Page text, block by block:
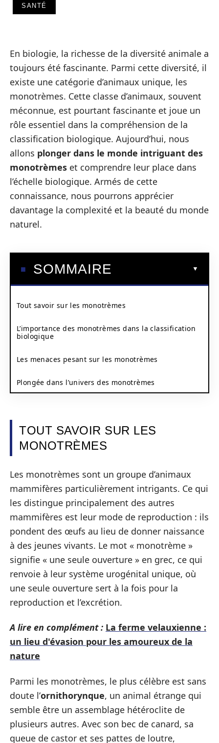
SANTÉ
En biologie, la richesse de la diversité animale a
toujours été fascinante. Parmi cette diversité, il
existe une catégorie d’animaux unique, les
monotrèmes. Cette classe d’animaux, souvent
méconnue, est pourtant fascinante et joue un
rôle essentiel dans la compréhension de la
classification biologique. Aujourd’hui, nous
allons plonger dans le monde intriguant des
monotrèmes et comprendre leur place dans
l’échelle biologique. Armés de cette
connaissance, nous pourrons apprécier
davantage la complexité et la beauté du monde
naturel.
SOMMAIRE
Tout savoir sur les monotrèmes
L’importance des monotrèmes dans la classification
biologique
Les menaces pesant sur les monotrèmes
Plongée dans l’univers des monotrèmes
TOUT SAVOIR SUR LES
MONOTRÈMES
Les monotrèmes sont un groupe d’animaux
mammifères particulièrement intrigants. Ce qui
les distingue principalement des autres
mammifères est leur mode de reproduction : ils
pondent des œufs au lieu de donner naissance
à des jeunes vivants. Le mot « monotrème »
signifie « une seule ouverture » en grec, ce qui
renvoie à leur système urogénital unique, où
une seule ouverture sert à la fois pour la
reproduction et l’excrétion.
A lire en complément : La ferme velauxienne :
un lieu d'évasion pour les amoureux de la
nature
Parmi les monotrèmes, le plus célèbre est sans
doute l’ornithorynque, un animal étrange qui
semble être un assemblage hétéroclite de
plusieurs autres. Avec son bec de canard, sa
queue de castor et ses pattes de loutre,